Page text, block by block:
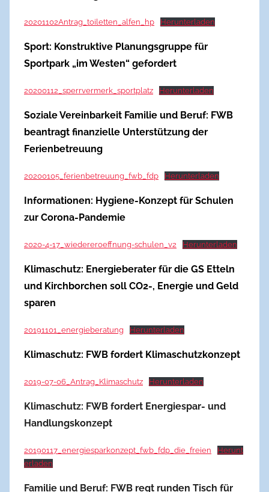
20201102Antrag_toiletten_alfen_hp Herunterladen
Sport: Konstruktive Planungsgruppe für
Sportpark „im Westen“ gefordert
20200112_sperrvermerk_sportplatz Herunterladen
Soziale Vereinbarkeit Familie und Beruf: FWB
beantragt finanzielle Unterstützung der
Ferienbetreuung
20200105_ferienbetreuung_fwb_fdp Herunterladen
Informationen: Hygiene-Konzept für Schulen
zur Corona-Pandemie
2020-4-17_wiedereroeffnung-schulen_v2 Herunterladen
Klimaschutz: Energieberater für die GS Etteln
und Kirchborchen soll CO2-, Energie und Geld
sparen
20191101_energieberatung Herunterladen
Klimaschutz: FWB fordert Klimaschutzkonzept
2019-07-06_Antrag_Klimaschutz Herunterladen
Klimaschutz: FWB fordert Energiespar- und
Handlungskonzept
20190117_energiesparkonzept_fwb_fdp_die_freien
Herunt
erladen
Familie und Beruf: FWB regt runden Tisch für